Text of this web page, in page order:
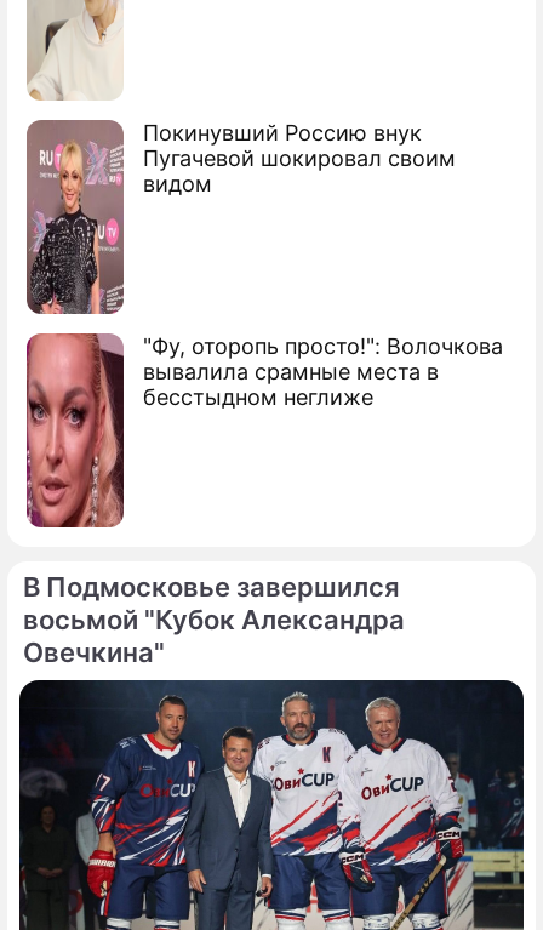
Покинувший Россию внук
Пугачевой шокировал своим
видом
"Фу, оторопь просто!": Волочкова
вывалила срамные места в
бесстыдном неглиже
В Подмосковье завершился
восьмой "Кубок Александра
Овечкина"